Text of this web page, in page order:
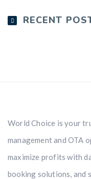
RECENT
World Choice is your
management and OTA
maximize profits with
booking solutions, and